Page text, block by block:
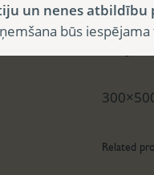
Related
un nenes
būs